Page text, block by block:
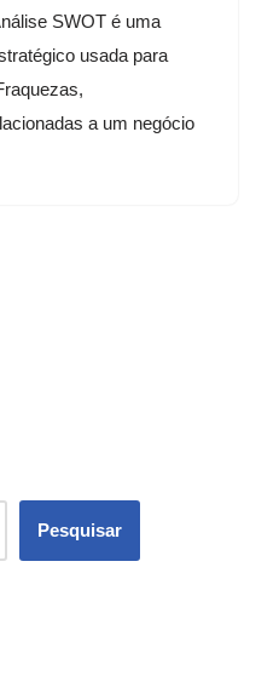
SWOT é uma
usada para
a um negócio
Pesquisar